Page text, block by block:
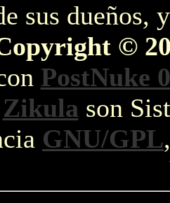
sus dueños,
©
PostNuke
Zikula son
GNU/GPL